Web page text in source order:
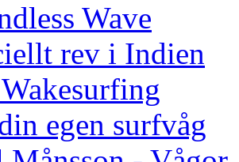
Wave
rev i Indien
egen surfvåg